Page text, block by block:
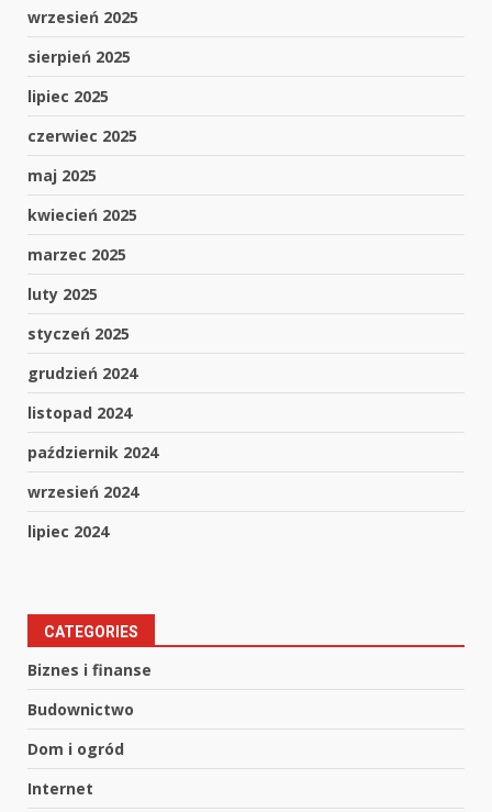
wrzesień 2025
sierpień 2025
lipiec 2025
czerwiec 2025
maj 2025
kwiecień 2025
marzec 2025
luty 2025
styczeń 2025
grudzień 2024
listopad 2024
październik 2024
wrzesień 2024
lipiec 2024
CATEGORIES
Biznes i finanse
Budownictwo
Dom i ogród
Internet